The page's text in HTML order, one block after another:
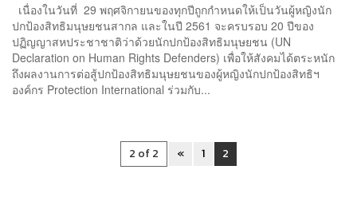
เนื่องในวันที่ 29 พฤศจิกายนของทุกปีถูกกำหนดให้เป็นวันผู้หญิงนัก
ปกป้องสิทธิมนุษยชนสากล และในปี 2561 จะครบรอบ 20 ปีของ
ปฏิญญาสหประชาชาติว่าด้วยนักปกป้องสิทธิมนุษยชน (UN
Declaration on Human Rights Defenders) เพื่อให้สังคมได้ตระหนัก
ถึงผลงานการต่อสู้ปกป้องสิทธิมนุษยชนของผู้หญิงนักปกป้องสิทธิฯ
องค์กร Protection International ร่วมกับ...
2 of 2 « 1 2